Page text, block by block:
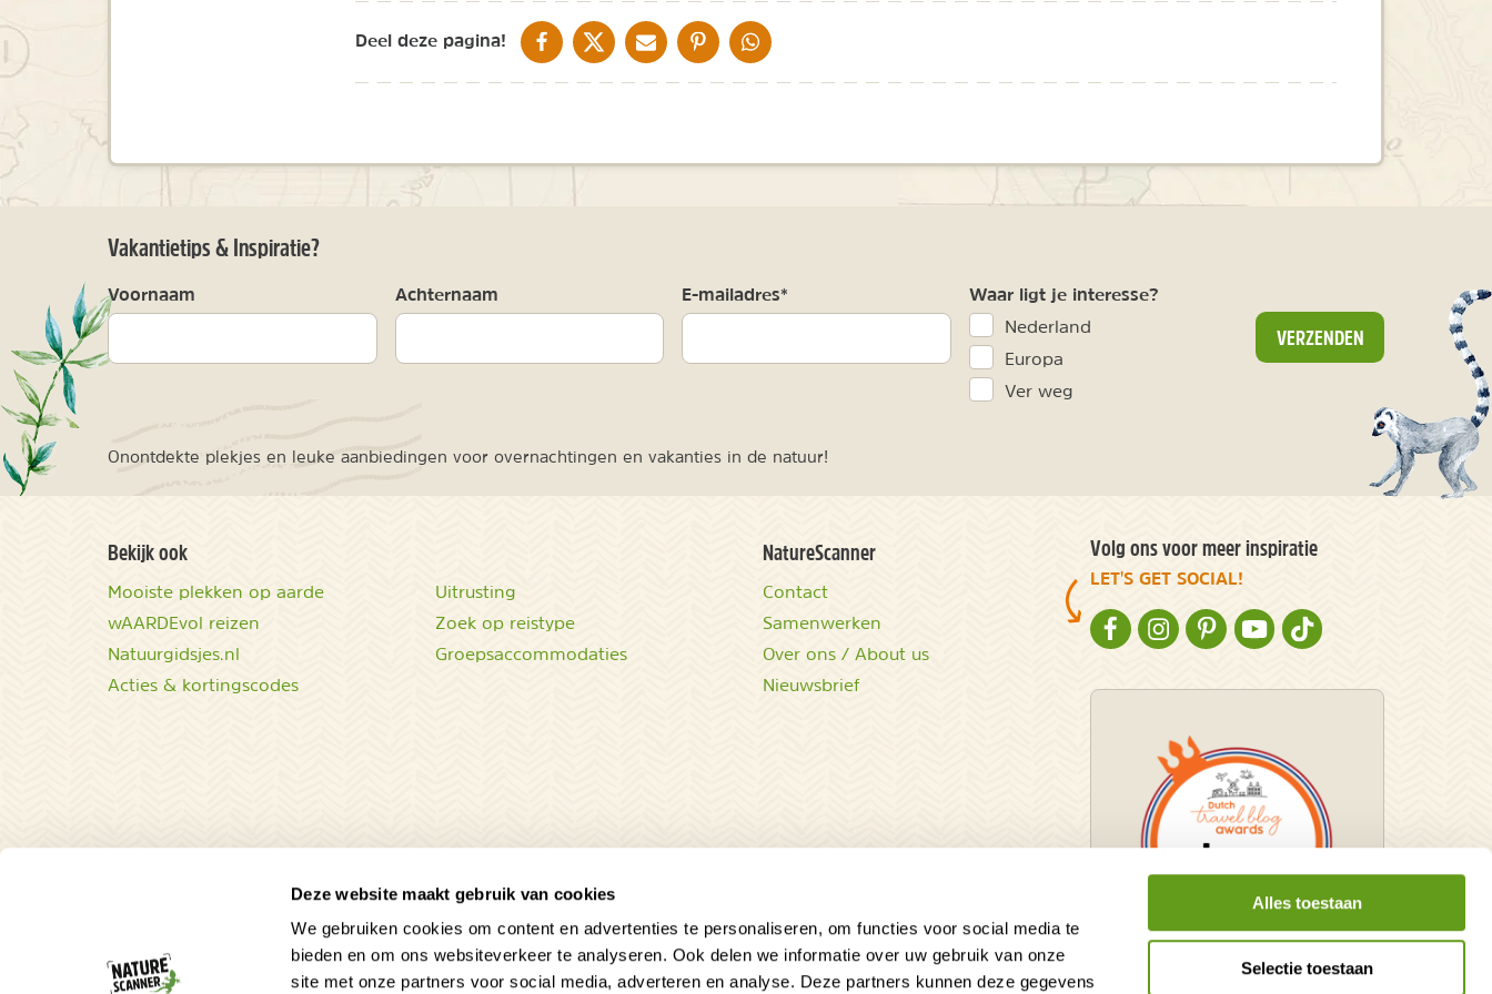
Deze website maakt gebruik van cookies
We gebruiken cookies om content en advertenties te personaliseren, om functies voor social media te
bieden en om ons websiteverkeer te analyseren. Ook delen we informatie over uw gebruik van onze
site met onze partners voor social media, adverteren en analyse. Deze partners kunnen deze gegevens
Alles toestaan
Selectie toestaan
Deel deze pagina! DELEN OP FACEBOOK
DELEN OP XDELEN VIA DE MAIL
DELEN OP PINTEREST
DELEN OP WHATSAPP
Vakantietips & Inspiratie?
Voornaam Achternaam E-mailadres* Waar ligt je interesse?
Nederland
Europa
Ver weg
VERZENDEN
Onontdekte plekjes en leuke aanbiedingen voor overnachtingen en vakanties in de natuur!
Bekijk ook
Mooiste plekken op aarde
wAARDEvol reizen
Natuurgidsjes.nl
Acties & kortingscodes
Uitrusting
Zoek op reistype
Groepsaccommodaties
NatureScanner
Contact
Samenwerken
Over ons / About us
Nieuwsbrief
Volg ons voor meer inspiratie
LET'S GET SOCIAL!
NATURESCANNER OP FACEBOOK
NATURESCANNER OP INSTAGRAM
NATURESCANNER OP PINTEREST
NATURESCANNER OP YOUTUBE
NATURESCANNER OP